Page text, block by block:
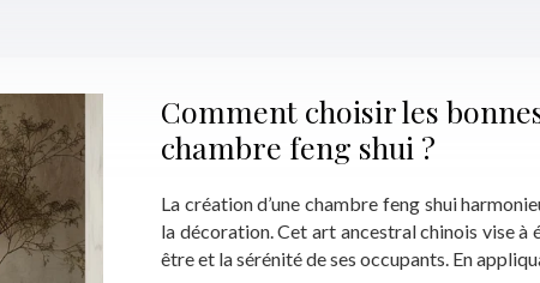
Comment choisir les
chambre feng shui ?
La création d’une chambre feng shui
la décoration. Cet art ancestral chinois vise à
être et la sérénité de ses occupants. En